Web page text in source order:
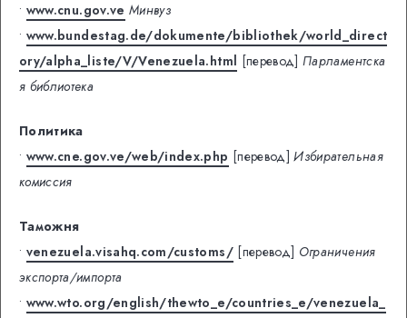
• www.cnu.gov.ve Минвуз
• www.bundestag.de/dokumente/bibliothek/world_direct
ory/alpha_liste/V/Venezuela.html [перевод] Парламентска
я библиотека
Политика
• www.cne.gov.ve/web/index.php [перевод] Избирательная
комиссия
Таможня
• venezuela.visahq.com/customs/ [перевод] Ограничения
экспорта/импорта
• www.wto.org/english/thewto_e/countries_e/venezuela_